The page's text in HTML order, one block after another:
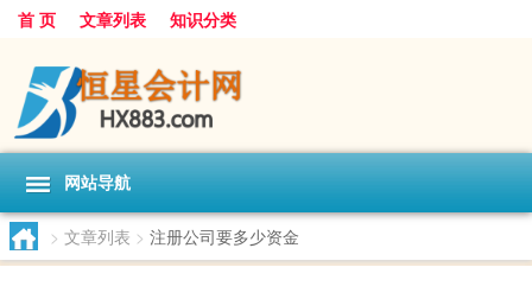
首 页 文章列表 知识分类
网站导航
> 文章列表 > 注册公司要多少资金